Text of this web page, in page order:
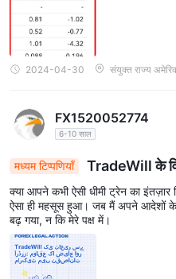
2024-04-30 संयुक्त राज्य
FX1520052774
6-10 साल
मध्यम टिप्पणियाँ
TradeWill के
के हानियां
क्या आपने कभी ऐसी धीमी ट्रेन का
ऐसा ही महसूस हुआ। जब मैं अपने आदेशों के
बढ़ गया, न कि मेरे पक्ष में।